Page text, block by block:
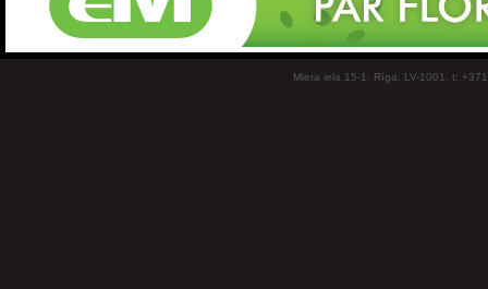
Miera iela 15-1, Rīga, LV-1001, t: